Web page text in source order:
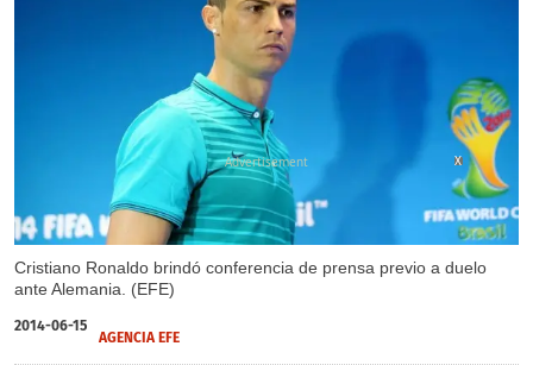
Cristiano Ronaldo brindó conferencia de prensa previo a duelo
ante Alemania. (EFE)
X
2014-06-15
AGENCIA EFE